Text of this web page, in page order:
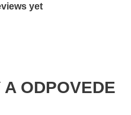
yet
A ODPOVEDE